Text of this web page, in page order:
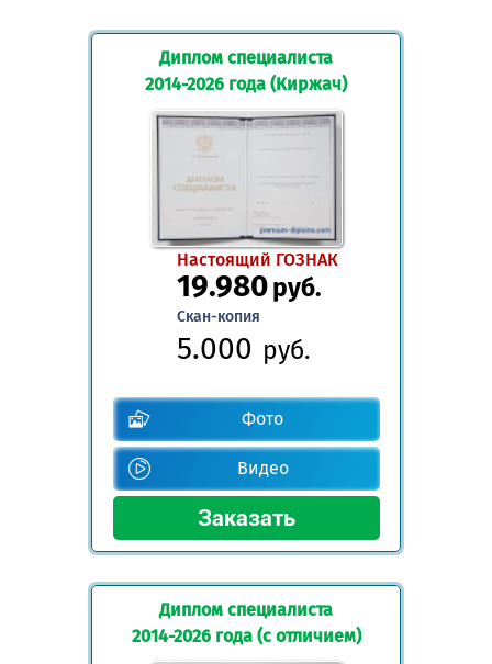
Диплом специалиста
2014-2026 года (Киржач)
Настоящий ГОЗНАК
19.980руб.
Скан-копия
5.000 руб.
Фото
Видео
Диплом специалиста
2014-2026 года (с отличием)